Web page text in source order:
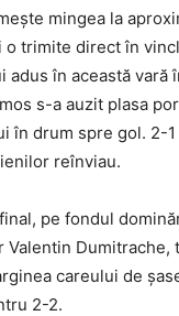
mingea la
trimite direct în
adus în această
s-a auzit plasa
în drum spre gol. 2-
reînviau.
pe fondul
careului de
2-2.